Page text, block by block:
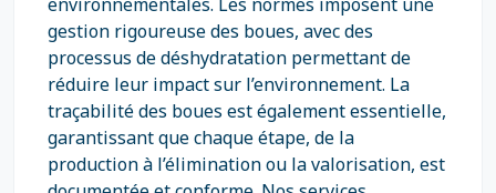
gestion rigoureuse des boues, avec des
processus de déshydratation permettant de
réduire leur impact sur l’environnement. La
traçabilité des boues est également essentielle,
garantissant que chaque étape, de la
production à l’élimination ou la valorisation, est